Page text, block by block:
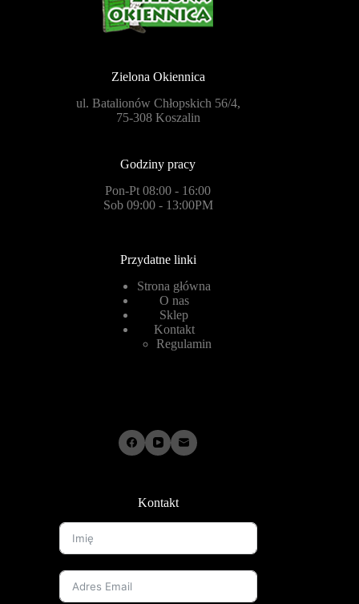
Zielona Okiennica
ul. Batalionów Chłopskich 56/4,
75-308 Koszalin
Godziny pracy
Pon-Pt 08:00 - 16:00
Sob 09:00 - 13:00PM
Przydatne linki
Strona główna
O nas
Sklep
Kontakt
Regulamin
Kontakt